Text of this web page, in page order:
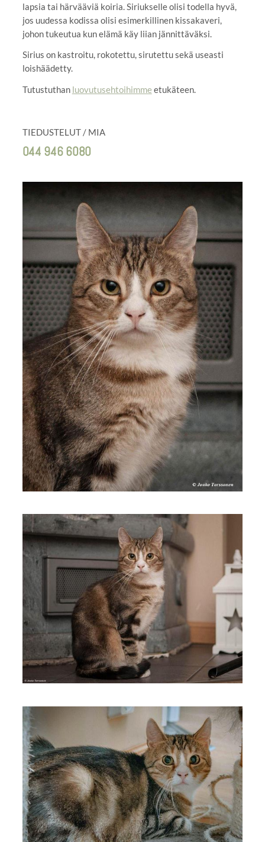
lapsia tai härvääviä koiria. Siriukselle olisi todella hyvä,
jos uudessa kodissa olisi esimerkillinen kissakaveri,
johon tukeutua kun elämä käy liian jännittäväksi.
Sirius on kastroitu, rokotettu, sirutettu sekä useasti
loishäädetty.
Tutustuthan luovutusehtoihimme etukäteen.
TIEDUSTELUT / MIA
044 946 6080